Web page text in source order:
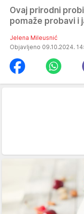
Ovaj prirodni
pomaže probavi i
Jelena Mileusnić
Objavljeno 09.10.2024.